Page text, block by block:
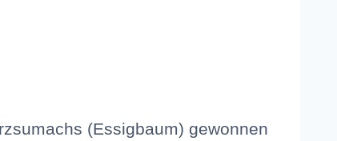
(Essigbaum) gewonnen